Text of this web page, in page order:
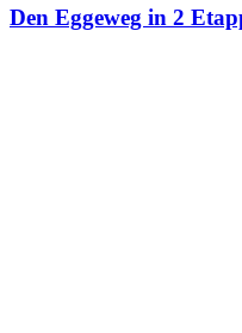
Den Eggeweg in 2